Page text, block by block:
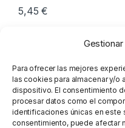
Para ofrecer las mejores
las cookies para almacenar y/o
dispositivo. El consentimiento
procesar datos como el
identificaciones únicas en este
consentimiento, puede afectar
5,45€